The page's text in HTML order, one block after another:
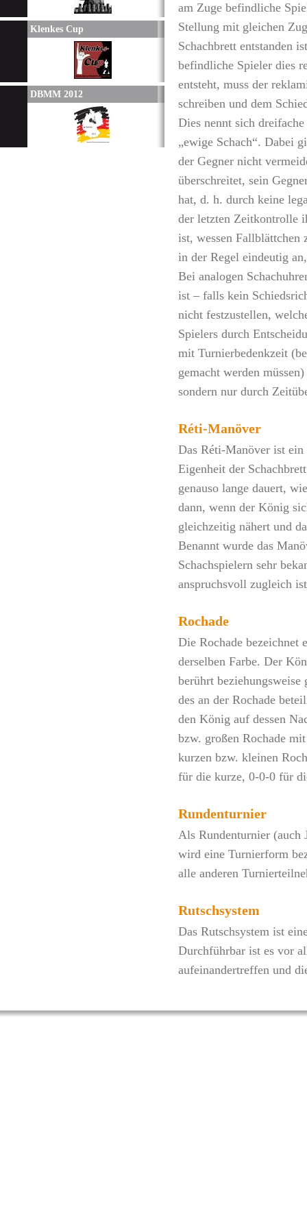
Klenkes Cup
DBMM 2012
am Zuge befindliche
Stellung mit gleichen
Schachbrett entstanden
befindliche Spieler dies
entsteht, muss der
schreiben und dem
Dies nennt sich
„ewige Schach“. Dabei
der Gegner nicht
überschreitet, sein
hat, d. h. durch keine
der letzten Zeitkontrolle
ist, wessen Fallblättchen
in der Regel eindeutig
Bei analogen
ist – falls kein
nicht festzustellen,
Spielers durch
mit Turnierbedenkzeit
gemacht werden
sondern nur durch
Réti-Manöver
Das Réti-Manöver ist ein
Eigenheit der
genauso lange dauert,
dann, wenn der König
gleichzeitig nähert und
Benannt wurde das
Schachspielern sehr
anspruchsvoll zugleich
Rochade
Die Rochade bezeichnet
derselben Farbe. Der
berührt
des an der Rochade
den König auf dessen
bzw. großen Rochade
kurzen bzw. kleinen
für die kurze, 0-0-0 für
Rundenturnier
Als Rundenturnier (auch
wird eine Turnierform
alle anderen
Rutschsystem
Das Rutschsystem ist
Durchführbar ist es vor
aufeinandertreffen und